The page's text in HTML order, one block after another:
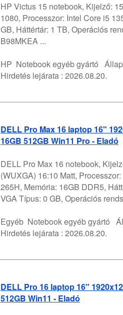
HP Victus 15 notebook, Kijelző:
1080, Processzor: Intel Core i5
GB, Háttértár: 1 TB, Operációs
B98MKEA ...
HP Notebook egyéb gyártó
Hirdetés lejárata : 2026.08.20.
DELL Pro Max 16 laptop 16"
16GB 512GB Win11 Pro - Eladó
DELL Pro Max 16 notebook,
(WUXGA) 16:10 Matt,
265H, Memória: 16GB DDR5,
VGA Típus: 0 GB, Operációs
Egyéb Notebook egyéb gyártó
Hirdetés lejárata : 2026.08.20.
DELL Pro 16 laptop 16"
512GB Win11 - Eladó